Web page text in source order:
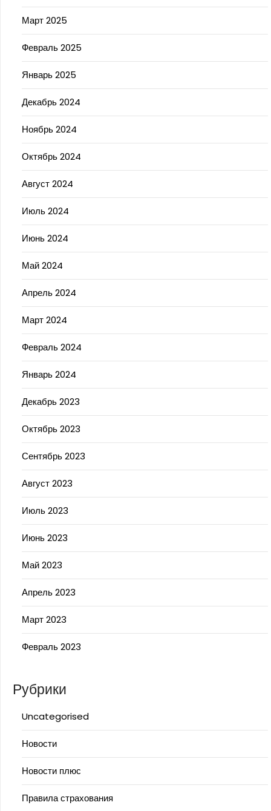
Март 2025
Февраль 2025
Январь 2025
Декабрь 2024
Ноябрь 2024
Октябрь 2024
Август 2024
Июль 2024
Июнь 2024
Май 2024
Апрель 2024
Март 2024
Февраль 2024
Январь 2024
Декабрь 2023
Октябрь 2023
Сентябрь 2023
Август 2023
Июль 2023
Июнь 2023
Май 2023
Апрель 2023
Март 2023
Февраль 2023
Рубрики
Uncategorised
Новости
Новости плюс
Правила страхования